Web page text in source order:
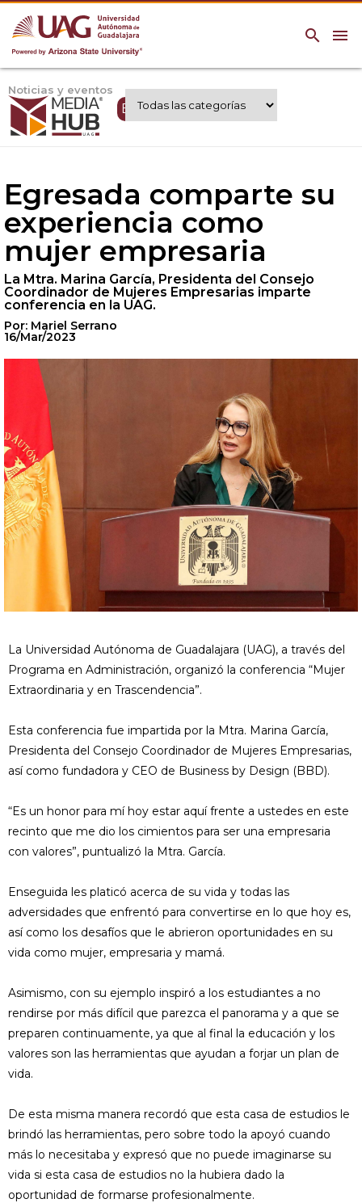
menu
search
Noticias y eventos
Expertos UAG
Egresada comparte su
experiencia como
mujer empresaria
La Mtra. Marina García, Presidenta del Consejo
Coordinador de Mujeres Empresarias imparte
conferencia en la UAG.
Por: Mariel Serrano
16/Mar/2023
La Universidad Autónoma de Guadalajara (UAG), a través del
Programa en Administración, organizó la conferencia “Mujer
Extraordinaria y en Trascendencia”.
Esta conferencia fue impartida por la Mtra. Marina García,
Presidenta del Consejo Coordinador de Mujeres Empresarias,
así como fundadora y CEO de Business by Design (BBD).
“Es un honor para mí hoy estar aquí frente a ustedes en este
recinto que me dio los cimientos para ser una empresaria
con valores”, puntualizó la Mtra. García.
Enseguida les platicó acerca de su vida y todas las
adversidades que enfrentó para convertirse en lo que hoy es,
así como los desafíos que le abrieron oportunidades en su
vida como mujer, empresaria y mamá.
Asimismo, con su ejemplo inspiró a los estudiantes a no
rendirse por más difícil que parezca el panorama y a que se
preparen continuamente, ya que al final la educación y los
valores son las herramientas que ayudan a forjar un plan de
vida.
De esta misma manera recordó que esta casa de estudios le
brindó las herramientas, pero sobre todo la apoyó cuando
más lo necesitaba y expresó que no puede imaginarse su
vida si esta casa de estudios no la hubiera dado la
oportunidad de formarse profesionalmente.